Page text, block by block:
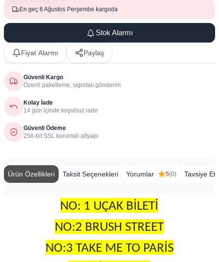
En geç 6 Ağustos Perşembe kargoda
Stok Alarmı
Fiyat Alarmı Paylaş
Güvenli Kargo
Özenli paketleme, sigortalı gönderim
Kolay İade
14 gün içinde koşulsuz iade
Güvenli Ödeme
256-bit SSL korumalı altyapı
Ürün Özellikleri Taksit Seçenekleri Yorumlar 5(0) Tavsiye Et
NO: 1 UÇAK BİLETİ
NO:2 BRUSH STREET
NO:3 TAKE ME TO PARİS